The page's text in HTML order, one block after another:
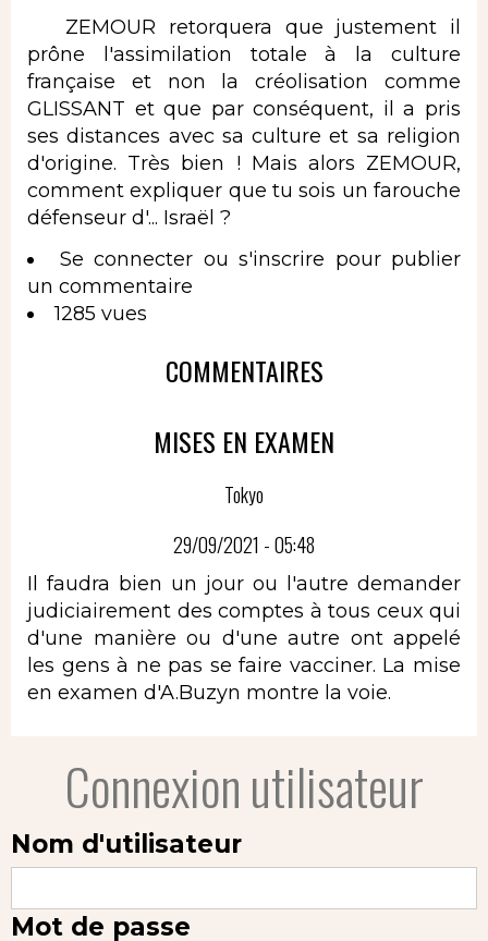
ZEMOUR retorquera que justement il
prône l'assimilation totale à la culture
française et non la créolisation comme
GLISSANT et que par conséquent, il a pris
ses distances avec sa culture et sa religion
d'origine. Très bien ! Mais alors ZEMOUR,
comment expliquer que tu sois un farouche
défenseur d'... Israël ?
Se connecter ou s'inscrire pour publier
un commentaire
1285 vues
COMMENTAIRES
MISES EN EXAMEN
Tokyo
29/09/2021 - 05:48
Il faudra bien un jour ou l'autre demander
judiciairement des comptes à tous ceux qui
d'une manière ou d'une autre ont appelé
les gens à ne pas se faire vacciner. La mise
en examen d'A.Buzyn montre la voie.
Connexion utilisateur
Nom d'utilisateur
Mot de passe